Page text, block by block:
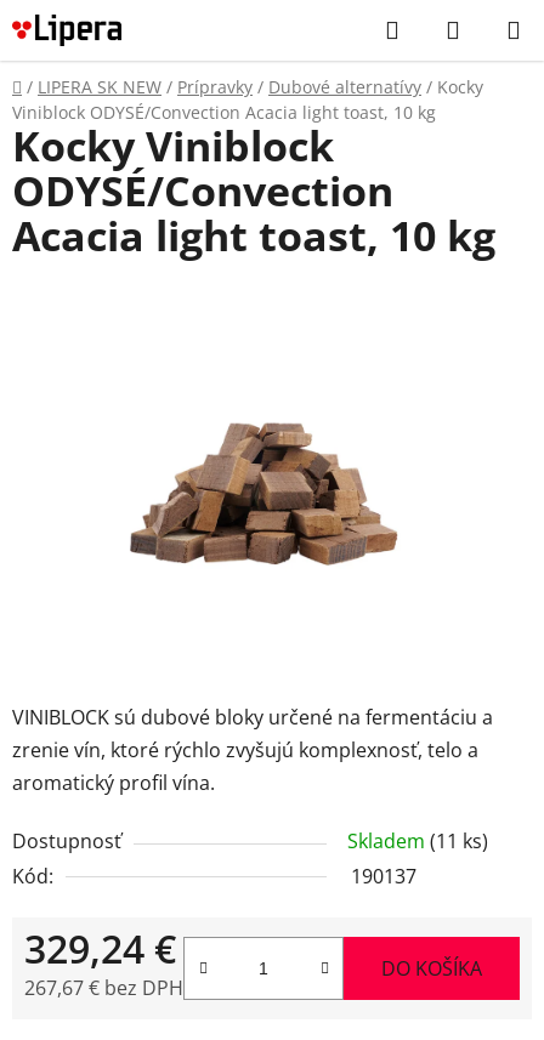
Prejsť
na
obsah
Hľadať
KOŠÍK
Domov
/ LIPERA SK NEW / Prípravky / Dubové alternatívy / Kocky
Viniblock ODYSÉ/Convection Acacia light toast, 10 kg
VINIBLOCK sú dubové bloky určené na fermentáciu a
zrenie vín, ktoré rýchlo zvyšujú komplexnosť, telo a
aromatický profil vína.
Dostupnosť Skladem (11 ks)
Kód:
190137
329,24 €
267,67 € bez DPH
DO KOŠÍKA
Kocky Viniblock
ODYSÉ/Convection
Acacia light toast, 10 kg